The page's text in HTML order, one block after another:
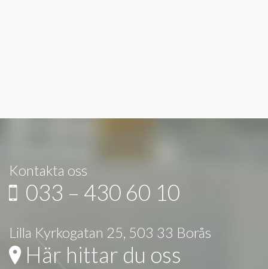
Kontakta oss
033 – 430 60 10
Lilla Kyrkogatan 25, 503 33 Borås
Här hittar du oss